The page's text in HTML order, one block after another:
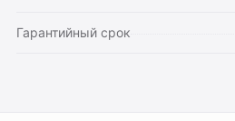
Гарантийный срок